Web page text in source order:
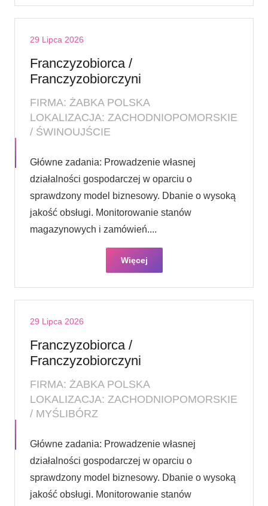
29 Lipca 2026
Franczyzobiorca /
Franczyzobiorczyni
FIRMA: ŻABKA POLSKA
LOKALIZACJA: ZACHODNIOPOMORSKIE
/ ŚWINOUJŚCIE
Główne zadania: Prowadzenie własnej
działalności gospodarczej w oparciu o
sprawdzony model biznesowy. Dbanie o wysoką
jakość obsługi. Monitorowanie stanów
magazynowych i zamówień....
Więcej
29 Lipca 2026
Franczyzobiorca /
Franczyzobiorczyni
FIRMA: ŻABKA POLSKA
LOKALIZACJA: ZACHODNIOPOMORSKIE
/ MYŚLIBÓRZ
Główne zadania: Prowadzenie własnej
działalności gospodarczej w oparciu o
sprawdzony model biznesowy. Dbanie o wysoką
jakość obsługi. Monitorowanie stanów